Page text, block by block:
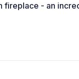
fireplace - an